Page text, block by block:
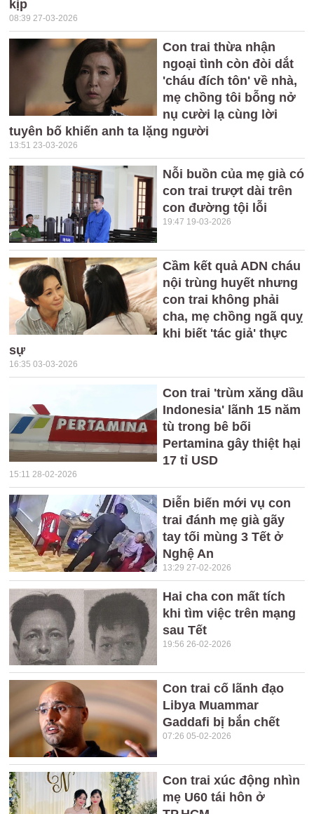
kịp
08:39 27-03-2026
Con trai thừa nhận
ngoại tình còn đòi dắt
'cháu đích tôn' về nhà,
mẹ chồng tôi bỗng nở
nụ cười lạ cùng lời
tuyên bố khiến anh ta lặng người
13:51 23-03-2026
Nỗi buồn của mẹ già có
con trai trượt dài trên
con đường tội lỗi
19:47 19-03-2026
Cầm kết quả ADN cháu
nội trùng huyết nhưng
con trai không phải
cha, mẹ chồng ngã quỵ
khi biết 'tác giả' thực
sự
16:35 03-03-2026
Con trai 'trùm xăng dầu
Indonesia' lãnh 15 năm
tù trong bê bối
Pertamina gây thiệt hại
17 tỉ USD
15:11 28-02-2026
Diễn biến mới vụ con
trai đánh mẹ già gãy
tay tối mùng 3 Tết ở
Nghệ An
13:29 27-02-2026
Hai cha con mất tích
khi tìm việc trên mạng
sau Tết
19:56 26-02-2026
Con trai cố lãnh đạo
Libya Muammar
Gaddafi bị bắn chết
07:26 05-02-2026
Con trai xúc động nhìn
mẹ U60 tái hôn ở